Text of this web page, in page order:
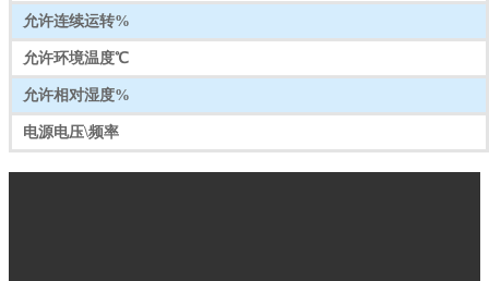
允许连续运转%
允许环境温度℃
允许相对湿度%
电源电压\频率